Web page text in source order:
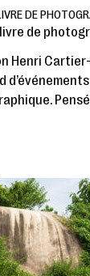
DE
livre de
Henri